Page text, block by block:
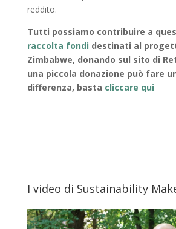
reddito.
Tutti possiamo contribuire a
raccolta fondi destinati al
Zimbabwe, donando sul sito di
una piccola donazione può fare
differenza, basta cliccare qui
I video di Sustainability